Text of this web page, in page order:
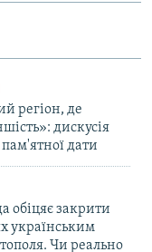
регіон, де
дискусія
дати
обіцяє закрити
українським
Чи реально